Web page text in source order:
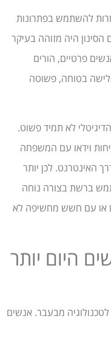
להשתמש בפתרונות
היה מזוהה בעיקר
פרטיים, הורים
בטוחה, פשוטה
לא תמיד פשוט.
וידאו עם המשפחה
האינטרנט. לכן יותר
ברשת בצורה נוחה
או עם חשש מחשיפה לא
היום יותר
מבעבר. אנשים